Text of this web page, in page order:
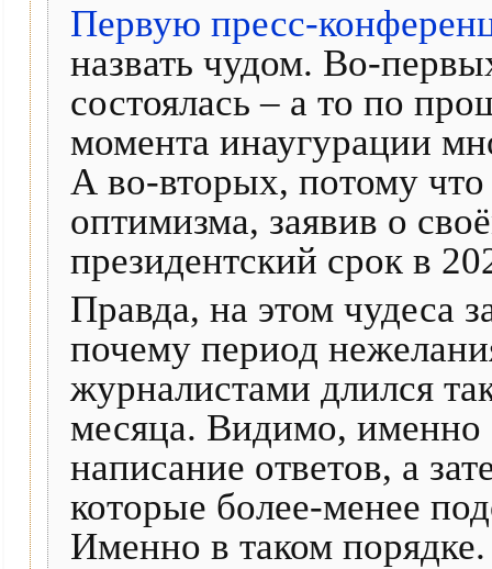
Первую пресс-
назвать чудом. Во-
состоялась – а то по
момента инаугурации
А во-вторых, потому
оптимизма, заявив о
президентский срок в
Правда, на этом чудеса
почему период
журналистами длился
месяца. Видимо, именно
написание ответов, а
которые более-менее
Именно в таком порядке.